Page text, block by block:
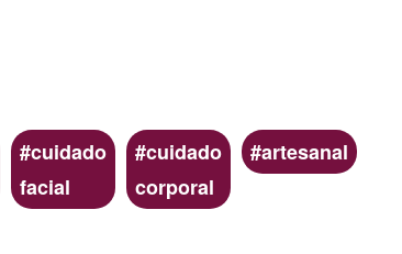
cuidado
facial
cuidado
corporal
artesanal